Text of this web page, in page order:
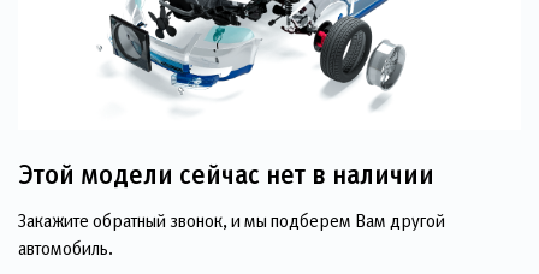
Этой модели сейчас нет в наличии
Закажите обратный звонок, и мы подберем Вам другой
автомобиль.